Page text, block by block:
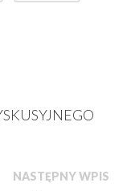
NASTĘPNY WPIS